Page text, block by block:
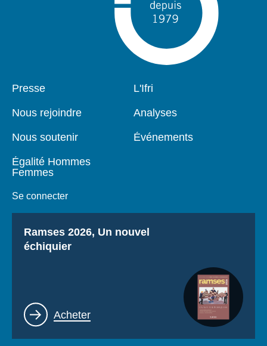
Pied
Presse
Nous rejoindre
Nous soutenir
Égalité Hommes
Femmes
Se connecter
Navigation
L'Ifri
Analyses
Événements
Titre
Ramses 2026, Un nouvel
échiquier
Lien
Acheter